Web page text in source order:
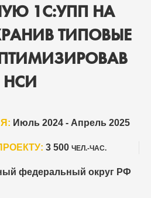
1С:УПП НА
ТИПОВЫЕ
НСИ
Июль 2024 - Апрель 2025
3 500 ЧЕЛ.-ЧАС.
федеральный округ РФ